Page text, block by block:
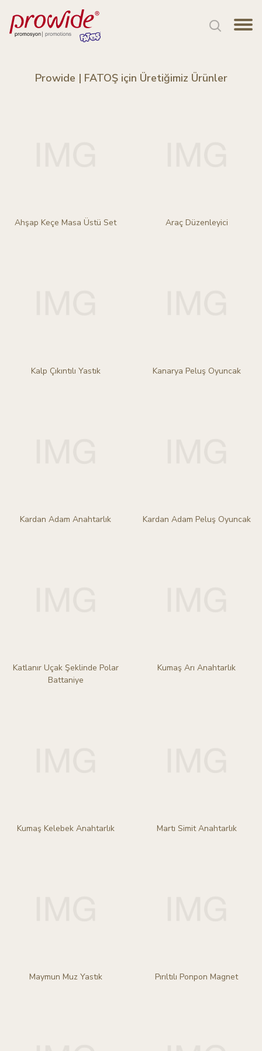
Prowide | FATOŞ için Üretiğimiz Ürünler
Ahşap Keçe Masa Üstü Set Araç Düzenleyici
Kalp Çıkıntılı Yastık Kanarya Peluş Oyuncak
Kardan Adam Anahtarlık Kardan Adam Peluş Oyuncak
Katlanır Uçak Şeklinde Polar
Battaniye
Kumaş Arı Anahtarlık
Kumaş Kelebek Anahtarlık Martı Simit Anahtarlık
Maymun Muz Yastık Pırıltılı Ponpon Magnet